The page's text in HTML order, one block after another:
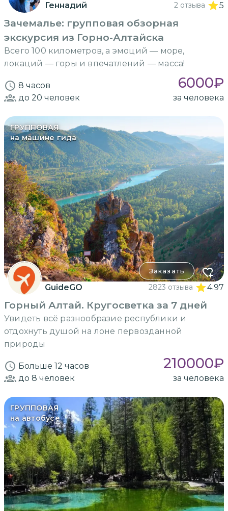
Геннадий 2 отзыва 5
Зачемалье: групповая обзорная
экскурсия из Горно-Алтайска
Всего 100 километров, а эмоций — море,
локаций — горы и впечатлений — масса!
8 часов 6000₽
до 20 человек за человека
ГРУППОВАЯ
на машине гида
Заказать
GuideGO 2823 отзыва 4.97
Горный Алтай. Кругосветка за 7 дней
Увидеть всё разнообразие республики и
отдохнуть душой на лоне первозданной
природы
Больше 12 часов 210000₽
до 8 человек за человека
ГРУППОВАЯ
на автобусе